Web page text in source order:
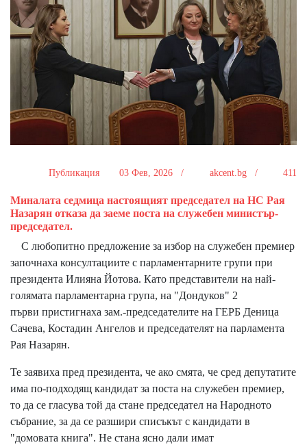
Публикация 03 Фев, 2026 / akcent.bg / 411
Миналата седмица настоящият председател на НС Рая
Назарян отказа да заеме поста на служебен министър-
председател.
С любопитно предложение за избор на служебен премиер
започнаха консултациите с парламентарните групи при
президента Илияна Йотова. Като представители на най-
голямата парламентарна група, на "Дондуков" 2
първи пристигнаха зам.-председателите на ГЕРБ Деница
Сачева, Костадин Ангелов и председателят на парламента
Рая Назарян.
Те заявиха пред президента, че ако смята, че сред депутатите
има по-подходящ кандидат за поста на служебен премиер,
то да се гласува той да стане председател на Народното
събрание, за да се разшири списъкът с кандидати в
"домовата книга". Не стана ясно дали имат